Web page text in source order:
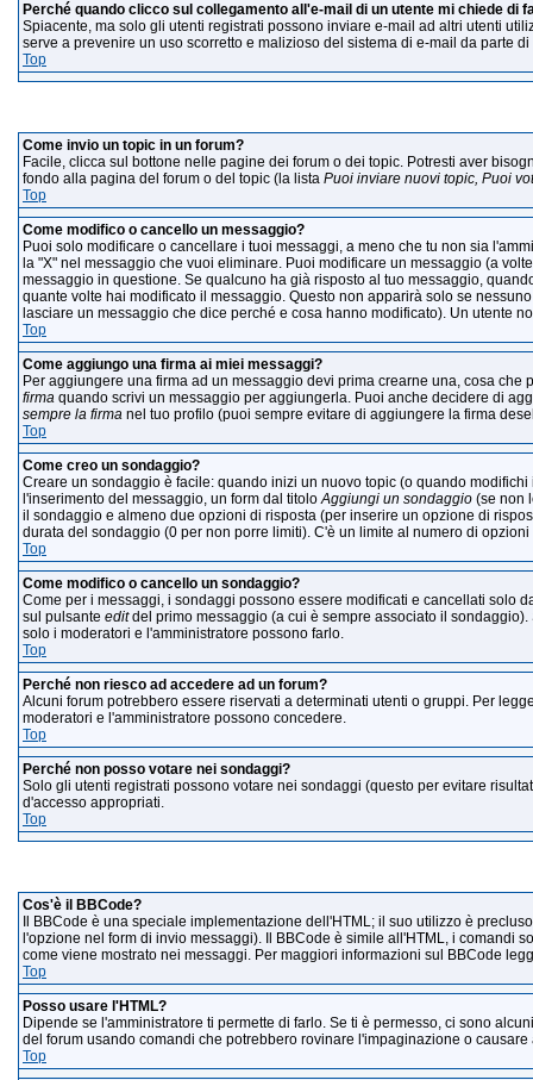
Perché quando clicco sul collegamento all'e-mail di un utente mi chiede di
Spiacente, ma solo gli utenti registrati possono inviare e-mail ad altri utenti
serve a prevenire un uso scorretto e malizioso del sistema di e-mail da parte
Top
Come invio un topic in un forum?
Facile, clicca sul bottone nelle pagine dei forum o dei topic. Potresti aver
fondo alla pagina del forum o del topic (la lista Puoi inviare nuovi topic, Puoi
Top
Come modifico o cancello un messaggio?
Puoi solo modificare o cancellare i tuoi messaggi, a meno che tu non sia
la "X" nel messaggio che vuoi eliminare. Puoi modificare un messaggio (a
messaggio in questione. Se qualcuno ha già risposto al tuo messaggio,
quante volte hai modificato il messaggio. Questo non apparirà solo se
lasciare un messaggio che dice perché e cosa hanno modificato). Un utente
Top
Come aggiungo una firma ai miei messaggi?
Per aggiungere una firma ad un messaggio devi prima crearne una, cosa
firma quando scrivi un messaggio per aggiungerla. Puoi anche decidere di
sempre la firma nel tuo profilo (puoi sempre evitare di aggiungere la firma
Top
Come creo un sondaggio?
Creare un sondaggio è facile: quando inizi un nuovo topic (o quando
l'inserimento del messaggio, un form dal titoloAggiungi un sondaggio (se non
il sondaggio e almeno due opzioni di risposta (per inserire un opzione di
durata del sondaggio (0 per non porre limiti). C'è un limite al numero di
Top
Come modifico o cancello un sondaggio?
Come per i messaggi, i sondaggi possono essere modificati e cancellati solo
sul pulsante editdel primo messaggio (a cui è sempre associato il
solo i moderatori e l'amministratore possono farlo.
Top
Perché non riesco ad accedere ad un forum?
Alcuni forum potrebbero essere riservati a determinati utenti o gruppi. Per
moderatori e l'amministratore possono concedere.
Top
Perché non posso votare nei sondaggi?
Solo gli utenti registrati possono votare nei sondaggi (questo per evitare
d'accesso appropriati.
Top
Cos'è il BBCode?
Il BBCode è una speciale implementazione dell'HTML; il suo utilizzo è
l'opzione nel form di invio messaggi). Il BBCode è simile all'HTML, i comandi
come viene mostrato nei messaggi. Per maggiori informazioni sul BBCode
Top
Posso usare l'HTML?
Dipende se l'amministratore ti permette di farlo. Se ti è permesso, ci sono
del forum usando comandi che potrebbero rovinare l'impaginazione o
Top